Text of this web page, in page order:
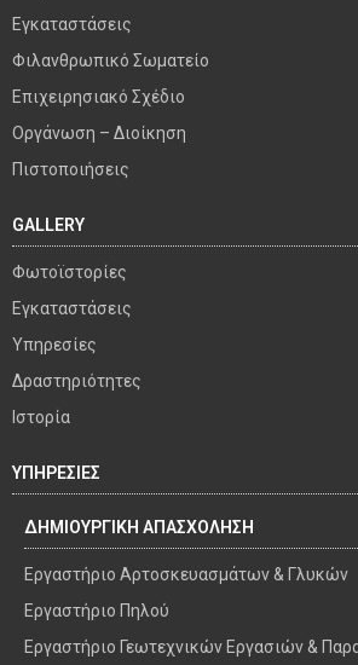
Εγκαταστάσεις
Φιλανθρωπικό Σωματείο
Επιχειρησιακό Σχέδιο
Οργάνωση – Διοίκηση
Πιστοποιήσεις
GALLERY
Φωτοϊστορίες
Εγκαταστάσεις
Υπηρεσίες
Δραστηριότητες
Ιστορία
ΥΠΗΡΕΣΙΕΣ
ΔΗΜΙΟΥΡΓΙΚΗ ΑΠΑΣΧΟΛΗΣΗ
Εργαστήριο Αρτοσκευασμάτων & Γλυκών
Εργαστήριο Πηλού
Εργαστήριο Γεωτεχνικών Εργασιών &